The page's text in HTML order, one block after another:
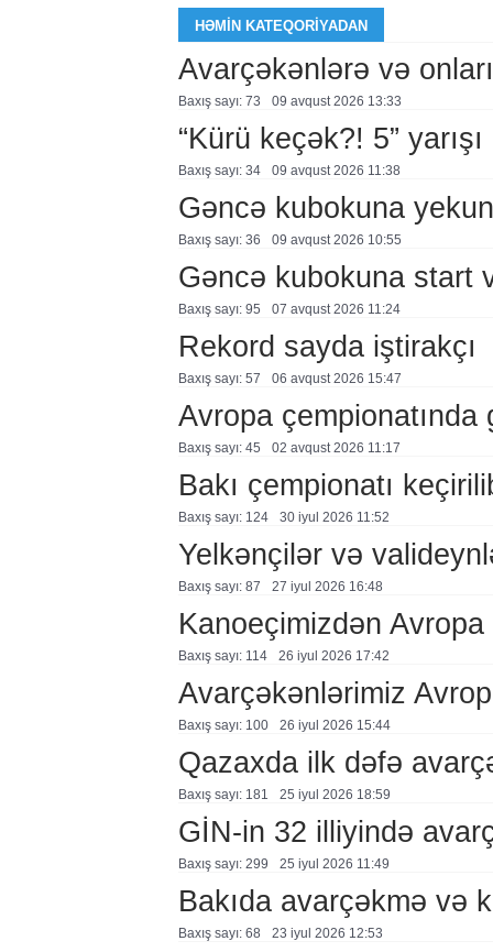
HƏMIN KATEQORIYADAN
Avarçəkənlərə və
Baxış sayı: 73 09 avqust 2026 13:33
“Kürü keçək?! 5”
Baxış sayı: 34 09 avqust 2026 11:38
Gəncə kubokuna
Baxış sayı: 36 09 avqust 2026 10:55
Gəncə kubokuna start
Baxış sayı: 95 07 avqust 2026 11:24
Rekord sayda iştirakçı
Baxış sayı: 57 06 avqust 2026 15:47
Avropa çempionatında
Baxış sayı: 45 02 avqust 2026 11:17
Bakı çempionatı
Baxış sayı: 124 30 i̇yul 2026 11:52
Yelkənçilər və
Baxış sayı: 87 27 i̇yul 2026 16:48
Kanoeçimizdən Avropa
Baxış sayı: 114 26 i̇yul 2026 17:42
Avarçəkənlərimiz
Baxış sayı: 100 26 i̇yul 2026 15:44
Qazaxda ilk dəfə
Baxış sayı: 181 25 i̇yul 2026 18:59
GİN-in 32 illiyində
Baxış sayı: 299 25 i̇yul 2026 11:49
Bakıda avarçəkmə və
Baxış sayı: 68 23 i̇yul 2026 12:53